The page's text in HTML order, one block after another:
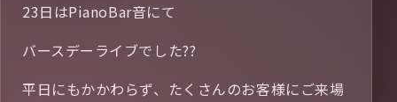
23日はPianoBar音にて
バースデーライブでした??
平日にもかかわらず、たくさんのお客様にご来場